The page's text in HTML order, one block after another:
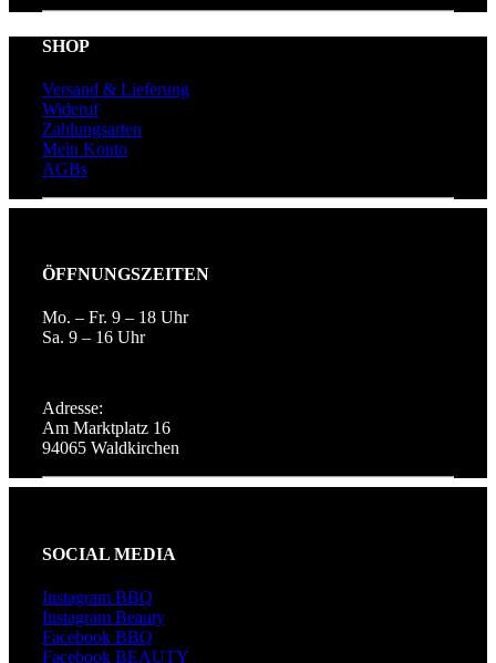
SHOP
Versand & Lieferung
Wideruf
Zahlungsarten
Mein Konto
AGBs
ÖFFNUNGSZEITEN
Mo. – Fr. 9 – 18 Uhr
Sa. 9 – 16 Uhr
Adresse:
Am Marktplatz 16
94065 Waldkirchen
SOCIAL MEDIA
Instagram BBQ
Instagram Beauty
Facebook BBQ
Facebook BEAUTY